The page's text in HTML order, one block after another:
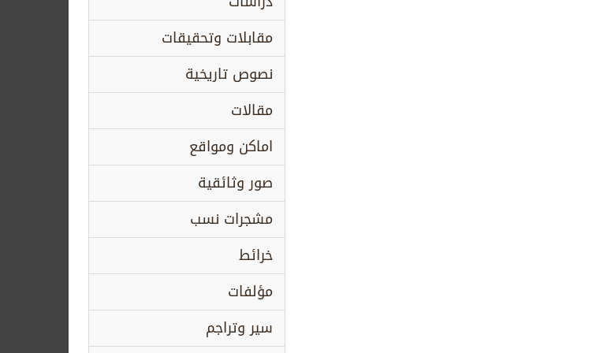
مقابلات وتحقيقات
نصوص تاريخية
مقالات
اماكن ومواقع
صور وثائقية
مشجرات نسب
خرائط
مؤلفات
سير وتراجم